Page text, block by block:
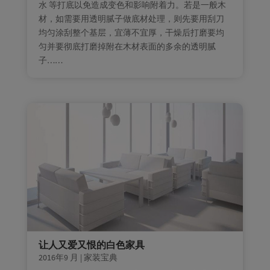
水 等打底以免造成变色和影响附着力。若是一般木
材，如需要用透明腻子做底材处理，则先要用刮刀
均匀涂刮整个基层，宜薄不宜厚，干燥后打磨要均
匀并要彻底打磨掉附在木材表面的多余的透明腻
子……
让人又爱又恨的白色家具
2016年9 月 | 家装宝典